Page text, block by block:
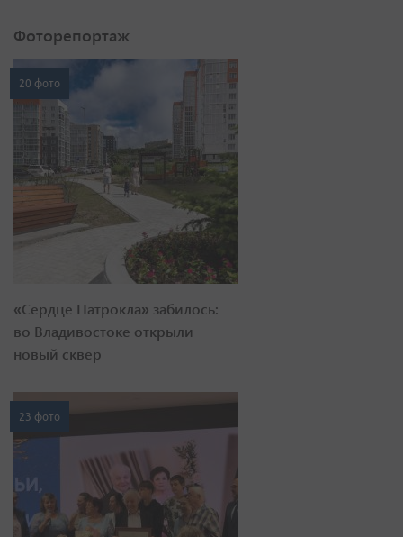
Фоторепортаж
20 фото
«Сердце Патрокла» забилось:
во Владивостоке открыли
новый сквер
23 фото